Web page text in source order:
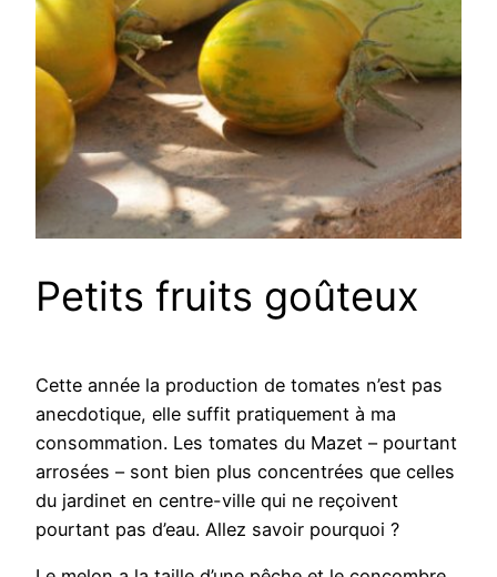
Petits fruits goûteux
Cette année la production de tomates n’est pas
anecdotique, elle suffit pratiquement à ma
consommation. Les tomates du Mazet – pourtant
arrosées – sont bien plus concentrées que celles
du jardinet en centre-ville qui ne reçoivent
pourtant pas d’eau. Allez savoir pourquoi ?